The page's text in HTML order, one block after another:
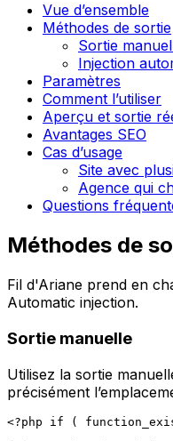
Vue d’ensemble
Méthodes de sortie
Sortie
Injection
Paramètres
Comment l’utiliser
Aperçu et sortie
Avantages SEO
Cas d’usage
Site avec
Agence qui
Questions
Méthodes de
Fil d'Ariane prend en
Automatic injection.
Sortie manuelle
Utilisez la sortie
précisément